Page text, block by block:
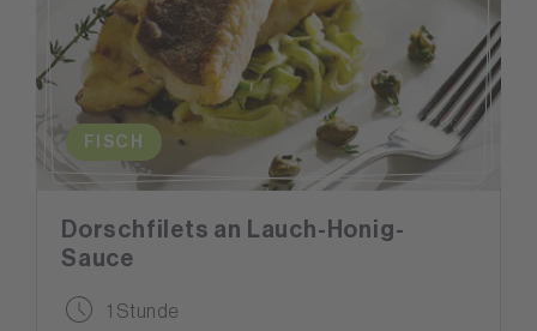
FISCH
Dorschfilets an Lauch-Honig-
Sauce
1 Stunde